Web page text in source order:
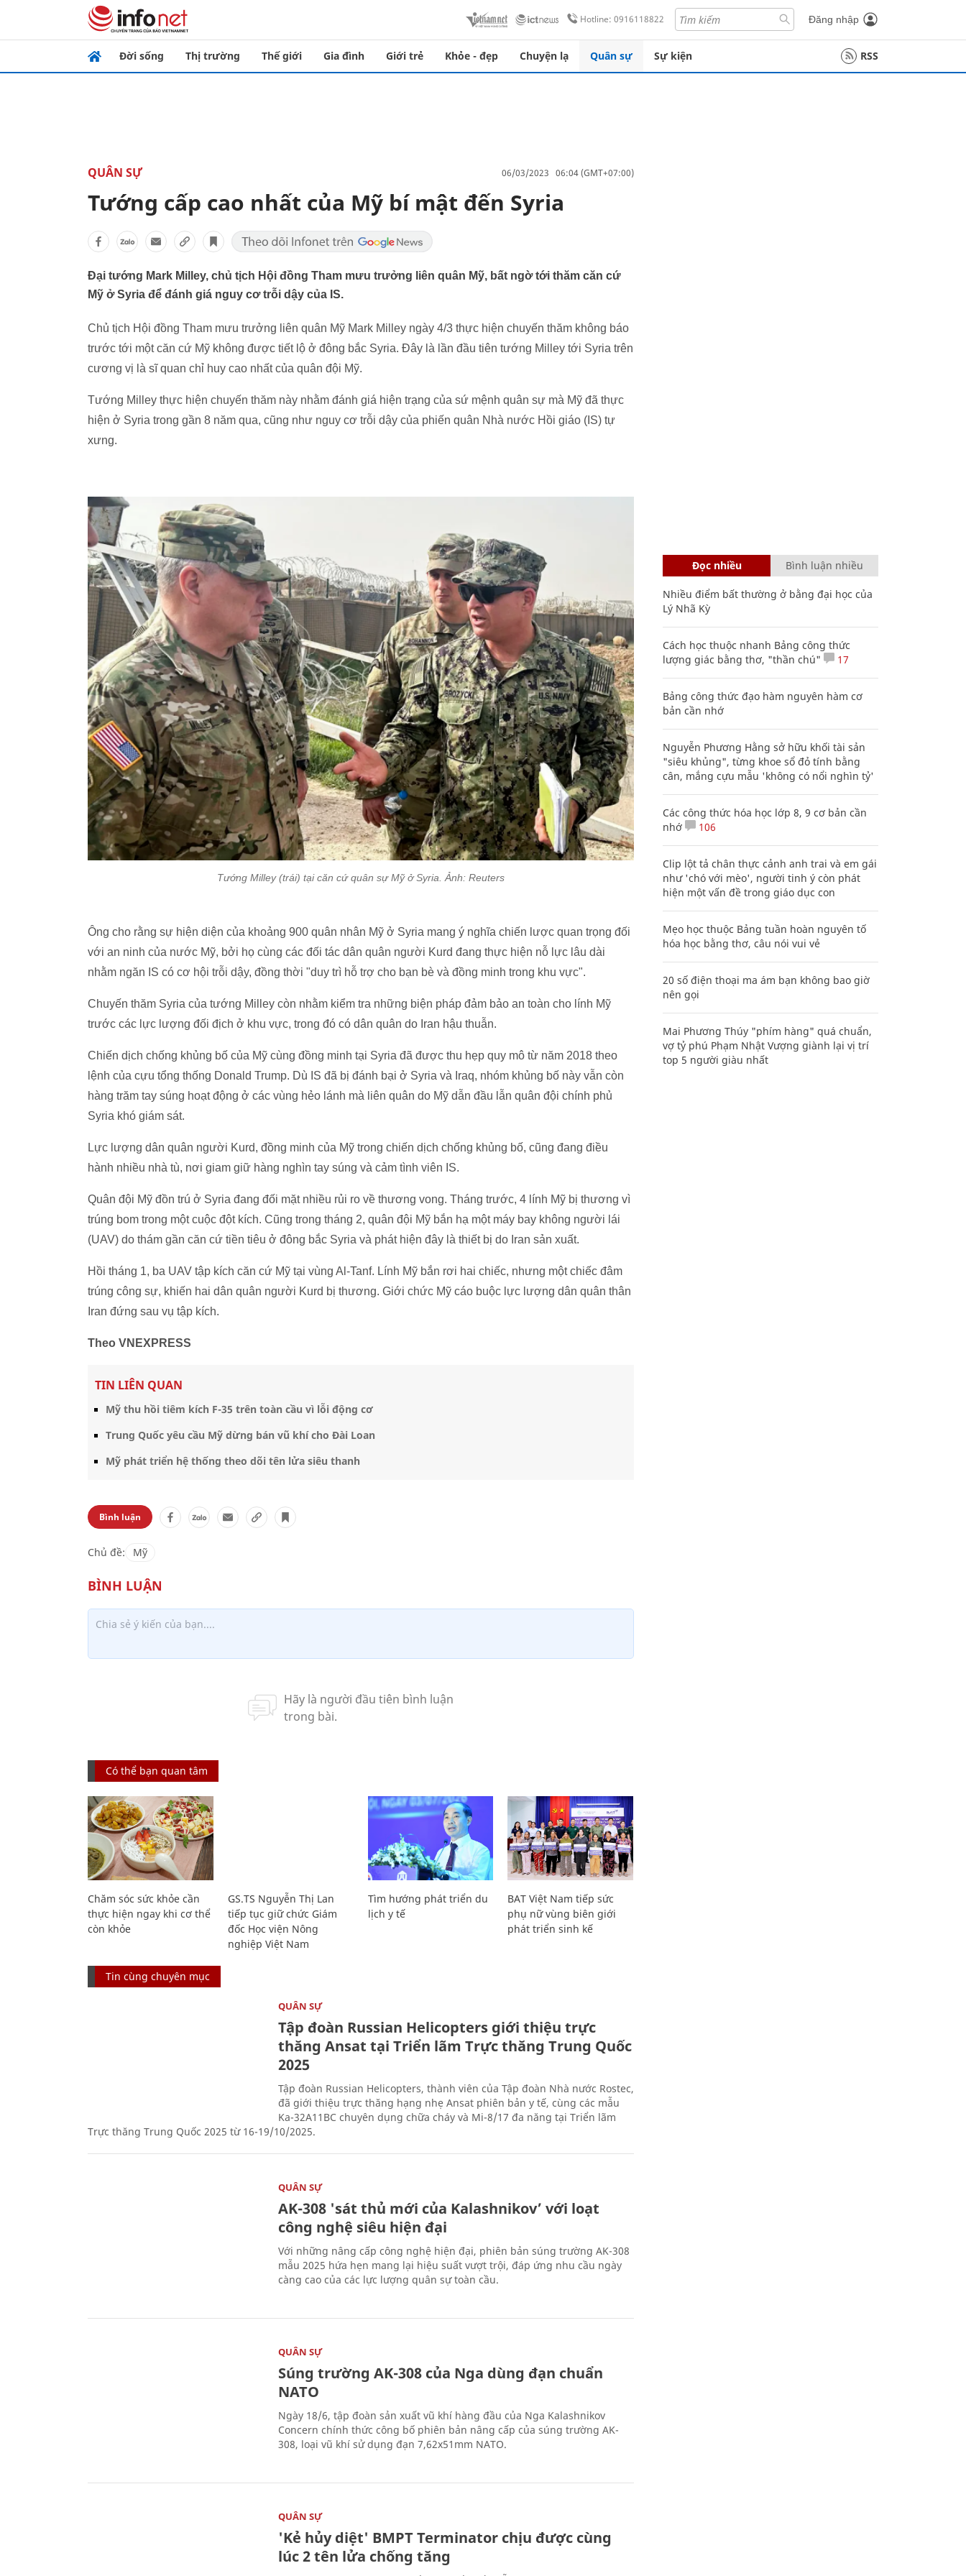
Hotline: 0916118822 Đăng nhập
Đời sống Thị trường Thế giới Gia đình Giới trẻ Khỏe - đẹp Chuyện lạ Quân sự Sự kiện RSS
QUÂN SỰ 06/03/2023 06:04 (GMT+07:00)
Tướng cấp cao nhất của Mỹ bí mật đến Syria
Đại tướng Mark Milley, chủ tịch Hội đồng Tham mưu trưởng liên quân Mỹ, bất ngờ tới thăm căn cứ
Mỹ ở Syria để đánh giá nguy cơ trỗi dậy của IS.
Chủ tịch Hội đồng Tham mưu trưởng liên quân Mỹ Mark Milley ngày 4/3 thực hiện chuyến thăm không báo
trước tới một căn cứ Mỹ không được tiết lộ ở đông bắc Syria. Đây là lần đầu tiên tướng Milley tới Syria trên
cương vị là sĩ quan chỉ huy cao nhất của quân đội Mỹ.
Tướng Milley thực hiện chuyến thăm này nhằm đánh giá hiện trạng của sứ mệnh quân sự mà Mỹ đã thực
hiện ở Syria trong gần 8 năm qua, cũng như nguy cơ trỗi dậy của phiến quân Nhà nước Hồi giáo (IS) tự
xưng.
Tướng Milley (trái) tại căn cứ quân sự Mỹ ở Syria. Ảnh: Reuters
Ông cho rằng sự hiện diện của khoảng 900 quân nhân Mỹ ở Syria mang ý nghĩa chiến lược quan trọng đối
với an ninh của nước Mỹ, bởi họ cùng các đối tác dân quân người Kurd đang thực hiện nỗ lực lâu dài
nhằm ngăn IS có cơ hội trỗi dậy, đồng thời "duy trì hỗ trợ cho bạn bè và đồng minh trong khu vực".
Chuyến thăm Syria của tướng Milley còn nhằm kiểm tra những biện pháp đảm bảo an toàn cho lính Mỹ
trước các lực lượng đối địch ở khu vực, trong đó có dân quân do Iran hậu thuẫn.
Chiến dịch chống khủng bố của Mỹ cùng đồng minh tại Syria đã được thu hẹp quy mô từ năm 2018 theo
lệnh của cựu tổng thống Donald Trump. Dù IS đã bị đánh bại ở Syria và Iraq, nhóm khủng bố này vẫn còn
hàng trăm tay súng hoạt động ở các vùng hẻo lánh mà liên quân do Mỹ dẫn đầu lẫn quân đội chính phủ
Syria khó giám sát.
Lực lượng dân quân người Kurd, đồng minh của Mỹ trong chiến dịch chống khủng bố, cũng đang điều
hành nhiều nhà tù, nơi giam giữ hàng nghìn tay súng và cảm tình viên IS.
Quân đội Mỹ đồn trú ở Syria đang đối mặt nhiều rủi ro về thương vong. Tháng trước, 4 lính Mỹ bị thương vì
trúng bom trong một cuộc đột kích. Cũng trong tháng 2, quân đội Mỹ bắn hạ một máy bay không người lái
(UAV) do thám gần căn cứ tiền tiêu ở đông bắc Syria và phát hiện đây là thiết bị do Iran sản xuất.
Hồi tháng 1, ba UAV tập kích căn cứ Mỹ tại vùng Al-Tanf. Lính Mỹ bắn rơi hai chiếc, nhưng một chiếc đâm
trúng công sự, khiến hai dân quân người Kurd bị thương. Giới chức Mỹ cáo buộc lực lượng dân quân thân
Iran đứng sau vụ tập kích.
Theo VNEXPRESS
TIN LIÊN QUAN
Mỹ thu hồi tiêm kích F-35 trên toàn cầu vì lỗi động cơ
Trung Quốc yêu cầu Mỹ dừng bán vũ khí cho Đài Loan
Mỹ phát triển hệ thống theo dõi tên lửa siêu thanh
Bình luận
Chủ đề: Mỹ
Có thể bạn quan tâm
Chăm sóc sức khỏe cần
thực hiện ngay khi cơ thể
còn khỏe
GS.TS Nguyễn Thị Lan
tiếp tục giữ chức Giám
đốc Học viện Nông
nghiệp Việt Nam
Tìm hướng phát triển du
lịch y tế
BAT Việt Nam tiếp sức
phụ nữ vùng biên giới
phát triển sinh kế
Tin cùng chuyên mục
QUÂN SỰ
Tập đoàn Russian Helicopters giới thiệu trực
thăng Ansat tại Triển lãm Trực thăng Trung Quốc
2025
Tập đoàn Russian Helicopters, thành viên của Tập đoàn Nhà nước Rostec,
đã giới thiệu trực thăng hạng nhẹ Ansat phiên bản y tế, cùng các mẫu
Ka-32A11BC chuyên dụng chữa cháy và Mi-8/17 đa năng tại Triển lãm
Trực thăng Trung Quốc 2025 từ 16-19/10/2025.
QUÂN SỰ
AK-308 'sát thủ mới của Kalashnikov’ với loạt
công nghệ siêu hiện đại
Với những nâng cấp công nghệ hiện đại, phiên bản súng trường AK-308
mẫu 2025 hứa hẹn mang lại hiệu suất vượt trội, đáp ứng nhu cầu ngày
càng cao của các lực lượng quân sự toàn cầu.
QUÂN SỰ
Súng trường AK-308 của Nga dùng đạn chuẩn
NATO
Ngày 18/6, tập đoàn sản xuất vũ khí hàng đầu của Nga Kalashnikov
Concern chính thức công bố phiên bản nâng cấp của súng trường AK-
308, loại vũ khí sử dụng đạn 7,62x51mm NATO.
QUÂN SỰ
'Kẻ hủy diệt' BMPT Terminator chịu được cùng
lúc 2 tên lửa chống tăng
Đọc nhiều Bình luận nhiều
Nhiều điểm bất thường ở bằng đại học của
Lý Nhã Kỳ
Cách học thuộc nhanh Bảng công thức
lượng giác bằng thơ, "thần chú"
17
Bảng công thức đạo hàm nguyên hàm cơ
bản cần nhớ
Nguyễn Phương Hằng sở hữu khối tài sản
"siêu khủng", từng khoe sổ đỏ tính bằng
cân, mắng cựu mẫu 'không có nổi nghìn tỷ'
Các công thức hóa học lớp 8, 9 cơ bản cần
nhớ
106
Clip lột tả chân thực cảnh anh trai và em gái
như 'chó với mèo', người tinh ý còn phát
hiện một vấn đề trong giáo dục con
Mẹo học thuộc Bảng tuần hoàn nguyên tố
hóa học bằng thơ, câu nói vui vẻ
20 số điện thoại ma ám bạn không bao giờ
nên gọi
Mai Phương Thúy "phím hàng" quá chuẩn,
vợ tỷ phú Phạm Nhật Vượng giành lại vị trí
top 5 người giàu nhất